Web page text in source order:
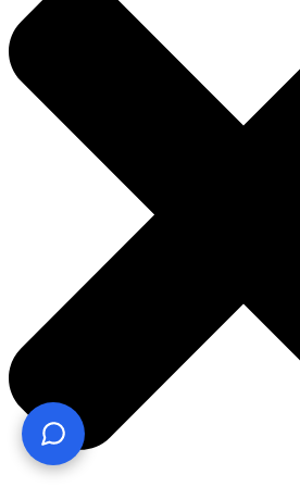
¿Te ayudo? Pregúntame lo que